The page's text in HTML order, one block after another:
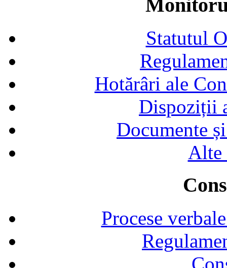
Statutul
Hotărâri ale
Dispoziții
Documente
Alte
Procese